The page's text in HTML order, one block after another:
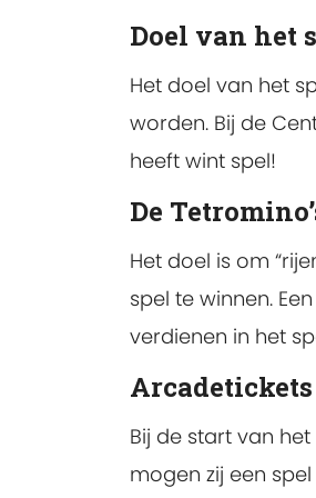
Doel van het
Het doel van het
worden. Bij de
heeft wint spel!
De
Het doel is om
spel te winnen.
verdienen in het
Arcadetickets
Bij de start van
mogen zij een